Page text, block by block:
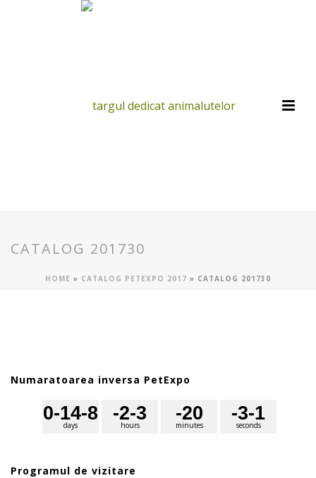
CATALOG 201730
HOME » CATALOG PETEXPO 2017 » CATALOG 201730
Numaratoarea inversa PetExpo
days
0-14-8
hours
-2-3
minutes
-20
seconds
-3-1
Programul de vizitare